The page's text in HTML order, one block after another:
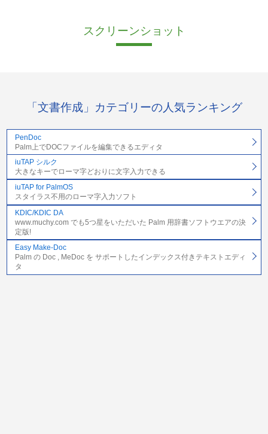
スクリーンショット
「文書作成」カテゴリーの人気ランキング
PenDoc
Palm上でDOCファイルを編集できるエディタ
iuTAP シルク
大きなキーでローマ字どおりに文字入力できる
iuTAP for PalmOS
スタイラス不用のローマ字入力ソフト
KDIC/KDIC DA
www.muchy.com でも5つ星をいただいた Palm 用辞書ソフトウエアの決
定版!
Easy Make-Doc
Palm の Doc , MeDoc を サポートしたインデックス付きテキストエディ
タ